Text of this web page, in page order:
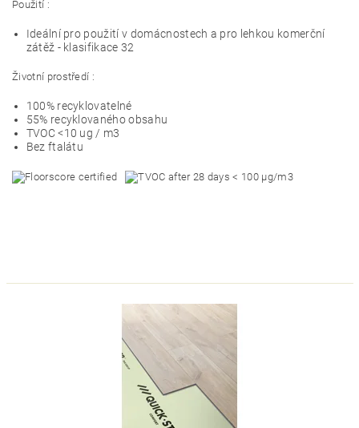
Použití :
Ideální pro použití v domácnostech a pro lehkou komerční
zátěž - klasifikace 32
Životní prostředí :
100% recyklovatelné
55% recyklovaného obsahu
TVOC <10 ug / m3
Bez ftalátu